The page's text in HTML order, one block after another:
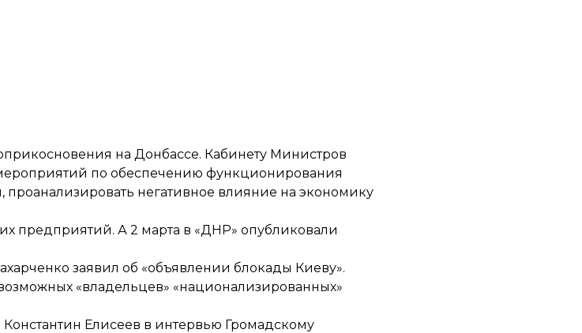
на Донбассе. Кабинету Министров
мероприятий по обеспечению функционирования
негативное влияние на экономику
предприятий. А 2 марта в «ДНР» опубликовали
заявил об «объявлении блокады Киеву».
«владельцев» «национализированных»
Елисеев в интервью Громадскому